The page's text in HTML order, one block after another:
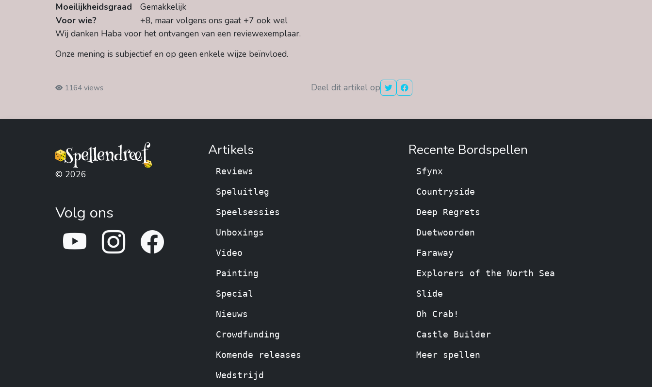
Moeilijkheidsgraad Gemakkelijk
Voor wie?
+8, maar volgens ons gaat +7 ook wel
Wij danken Haba voor het ontvangen van een reviewexemplaar.
Onze mening is subjectief en op geen enkele wijze beïnvloed.
1164 views Deel dit artikel op
© 2026
Volg ons
Artikels
Reviews
Speluitleg
Speelsessies
Unboxings
Video
Painting
Special
Nieuws
Crowdfunding
Komende releases
Wedstrijd
Recente Bordspellen
Sfynx
Countryside
Deep Regrets
Duetwoorden
Faraway
Explorers of the North Sea
Slide
Oh Crab!
Castle Builder
Meer spellen